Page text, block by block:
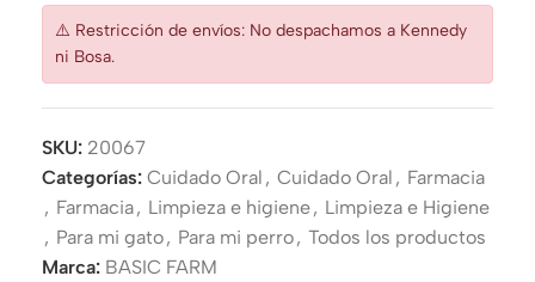
⚠️ Restricción de envíos: No despachamos a Kennedy
ni Bosa.
SKU: 20067
Categorías: Cuidado Oral , Cuidado Oral , Farmacia
, Farmacia, Limpieza e higiene, Limpieza e Higiene
, Para mi gato, Para mi perro, Todos los productos
Marca: BASIC FARM